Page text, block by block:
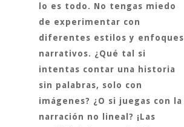
lo es todo. No tengas miedo
de experimentar con
diferentes estilos y enfoques
narrativos. ¿Qué tal si
intentas contar una historia
sin palabras, solo con
imágenes? ¿O si juegas con la
narración no lineal? ¡Las